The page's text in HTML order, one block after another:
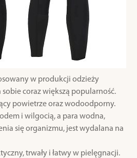
w produkcji odzieży
coraz większą popularność.
powietrze oraz wodoodporny.
i wilgocią, a para wodna,
się organizmu, jest wydalana na
trwały i łatwy w pielęgnacji.